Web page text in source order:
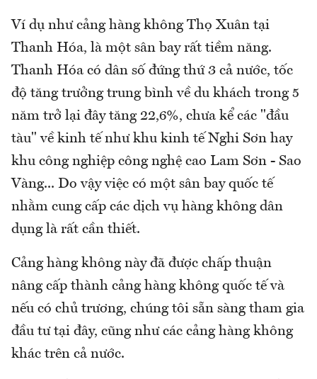
Ví dụ như cảng hàng không Thọ Xuân tại
Thanh Hóa, là một sân bay rất tiềm năng.
Thanh Hóa có dân số đứng thứ 3 cả nước, tốc
độ tăng trưởng trung bình về du khách trong 5
năm trở lại đây tăng 22,6%, chưa kể các "đầu
tàu" về kinh tế như khu kinh tế Nghi Sơn hay
khu công nghiệp công nghệ cao Lam Sơn - Sao
Vàng... Do vậy việc có một sân bay quốc tế
nhằm cung cấp các dịch vụ hàng không dân
dụng là rất cần thiết.
Cảng hàng không này đã được chấp thuận
nâng cấp thành cảng hàng không quốc tế và
nếu có chủ trương, chúng tôi sẵn sàng tham gia
đầu tư tại đây, cũng như các cảng hàng không
khác trên cả nước.